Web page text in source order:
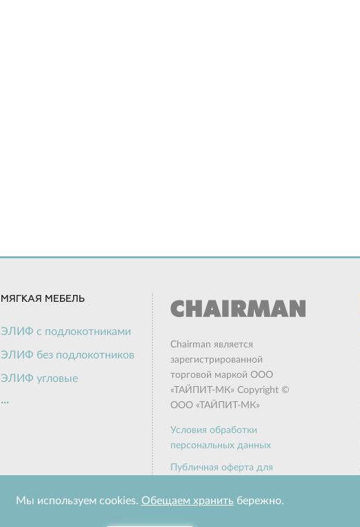
МЯГКАЯ МЕБЕЛЬ
ЭЛИФ с подлокотниками
ЭЛИФ без подлокотников
ЭЛИФ угловые
ЭЛИФ пуф
Честер Лайт
...
Chairman является
зарегистрированной
торговой маркой ООО
«ТАЙПИТ-МК» Copyright ©
ООО «ТАЙПИТ-МК»
Условия обработки
персональных данных
Публичная оферта для
Доставка и оплата
Мы используем cookies. Обещаем хранить бережно.